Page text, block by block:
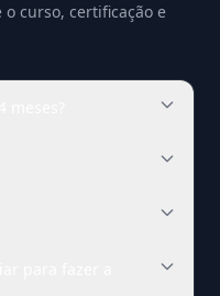
curso, certificação e